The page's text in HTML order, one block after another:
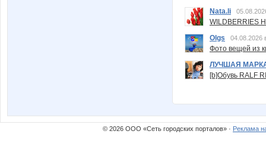
Nata.li
Olgs
04.08.2026
Фото вещей из
ЛУЧШАЯ
[b]Обувь RALF
© 2026 ООО «Сеть городских порталов» · Реклама